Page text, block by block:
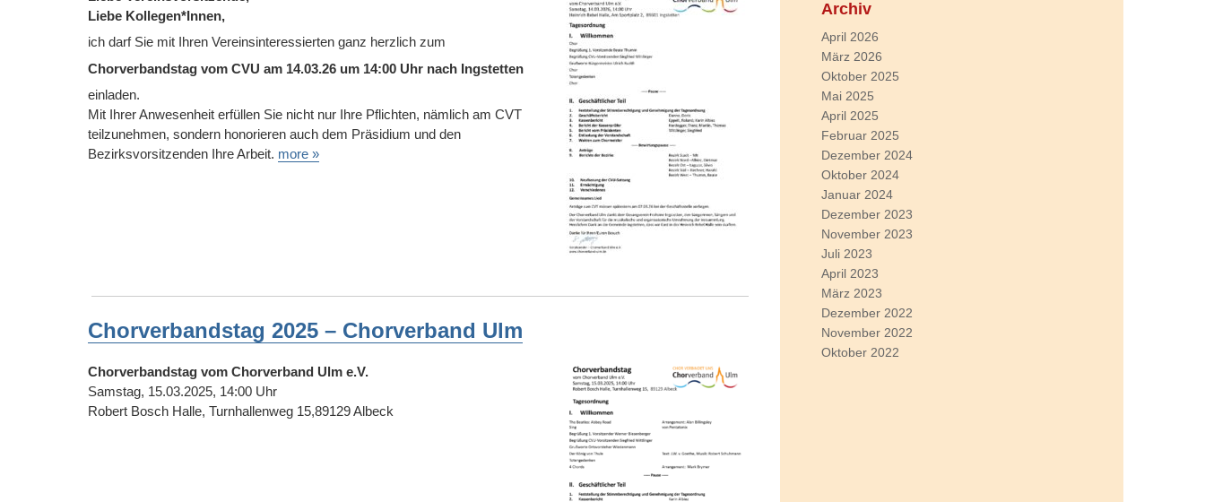
Liebe Kollegen*Innen,
ich darf Sie mit Ihren Vereinsinteressierten ganz herzlich zum
Chorverbandstag vom CVU am 14.03.26 um 14:00 Uhr nach Ingstetten
einladen.
Mit Ihrer Anwesenheit erfüllen Sie nicht nur Ihre Pflichten, nämlich am CVT
teilzunehmen, sondern honorieren auch dem Präsidium und den
Bezirksvorsitzenden Ihre Arbeit. more »
Chorverbandstag 2025 – Chorverband Ulm
Chorverbandstag vom Chorverband Ulm e.V.
Samstag, 15.03.2025, 14:00 Uhr
Robert Bosch Halle, Turnhallenweg 15,89129 Albeck
Archiv
April 2026
März 2026
Oktober 2025
Mai 2025
April 2025
Februar 2025
Dezember 2024
Oktober 2024
Januar 2024
Dezember 2023
November 2023
Juli 2023
April 2023
März 2023
Dezember 2022
November 2022
Oktober 2022